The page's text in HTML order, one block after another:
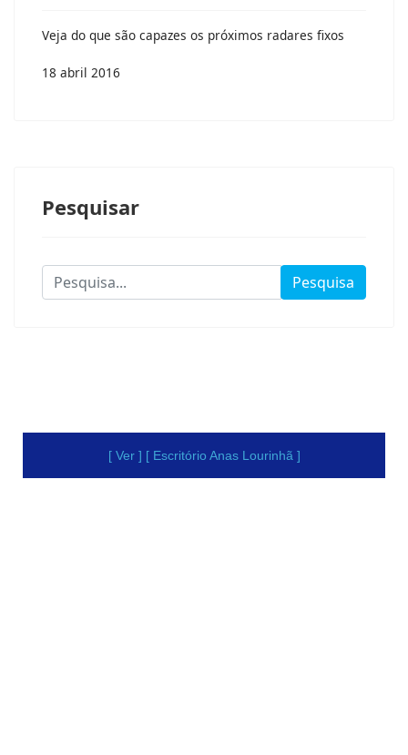
Veja do que são capazes os próximos radares fixos
18 abril 2016
Pesquisar
Pesquisa... Pesquisa
[ Ver ] [ Escritório Anas Lourinhã ]